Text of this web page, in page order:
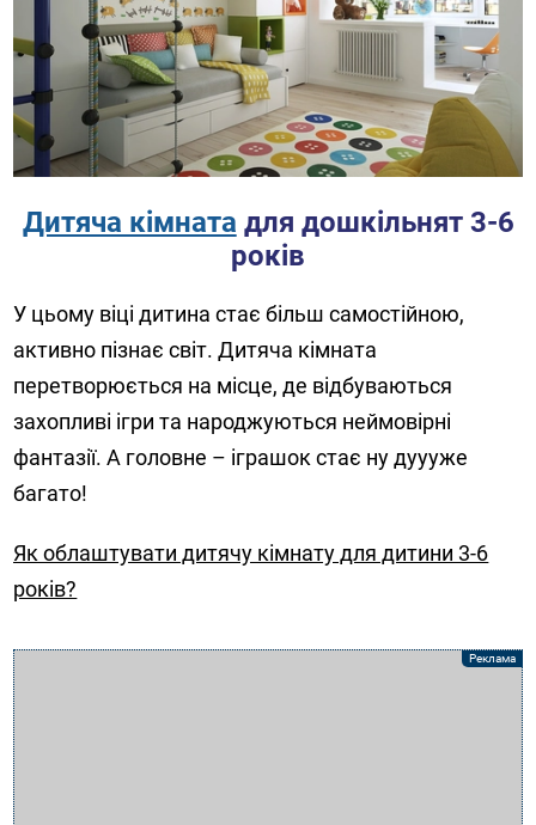
Дитяча кімната для дошкільнят 3-6
років
У цьому віці дитина стає більш самостійною,
активно пізнає світ. Дитяча кімната
перетворюється на місце, де відбуваються
захопливі ігри та народжуються неймовірні
фантазії. А головне – іграшок стає ну дуууже
багато!
Як облаштувати дитячу кімнату для дитини 3-6
років?